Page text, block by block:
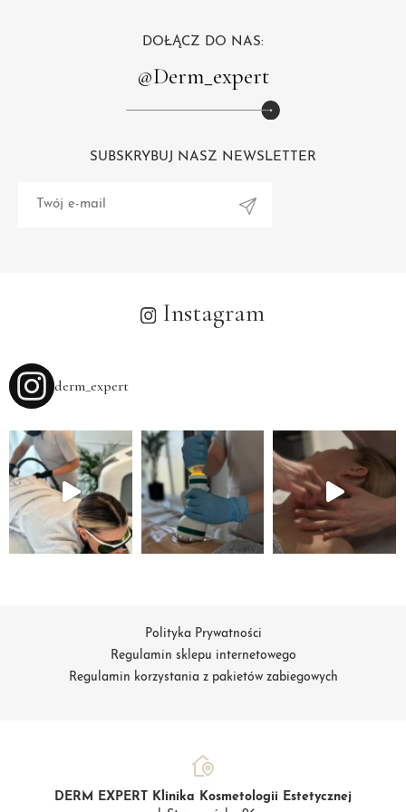
DOŁĄCZ DO NAS:
@Derm_expert
SUBSKRYBUJ NASZ NEWSLETTER
Instagram
derm_expert
Polityka Prywatności
Regulamin sklepu internetowego
Regulamin korzystania z pakietów zabiegowych
DERM EXPERT Klinika Kosmetologii Estetycznej